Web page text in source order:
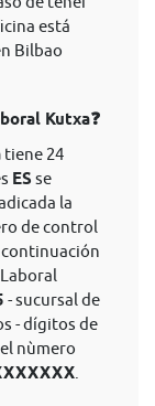
está
Bilbao
Kutxa❓
tiene 24
ES se
la
de control
continuación
- sucursal de
- dígitos de
nùmero